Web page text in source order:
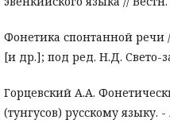
Фонетика спонтанной речи
[и др.]; под ред. Н.Д. Свето-
Горцевский А.А.
(тунгусов) русскому языку. -